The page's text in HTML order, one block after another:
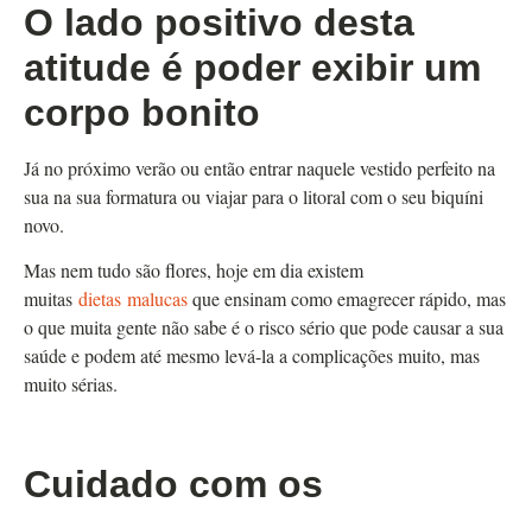
O lado positivo desta
atitude é poder exibir um
corpo bonito
Já no próximo verão ou então entrar naquele vestido perfeito na
sua na sua formatura ou viajar para o litoral com o seu biquíni
novo.
Mas nem tudo são flores, hoje em dia existem
muitas dietas malucasque ensinam como emagrecer rápido, mas
o que muita gente não sabe é o risco sério que pode causar a sua
saúde e podem até mesmo levá-la a complicações muito, mas
muito sérias.
Cuidado com os